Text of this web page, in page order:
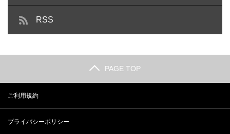
RSS
PAGE TOP
ご利用規約
プライバシーポリシー